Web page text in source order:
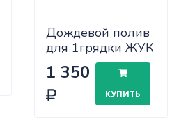
Дождевой полив
для 1грядки ЖУК
х2
1 350
КУПИТЬ